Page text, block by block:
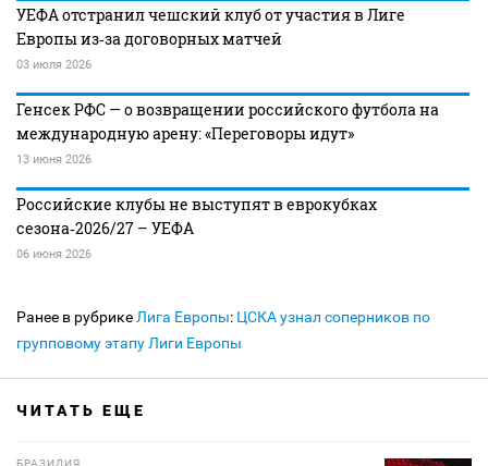
УЕФА отстранил чешский клуб от участия в Лиге
Европы из‑за договорных матчей
03 июля 2026
Генсек РФС — о возвращении российского футбола на
международную арену: «Переговоры идут»
13 июня 2026
Российские клубы не выступят в еврокубках
сезона‑2026/27 – УЕФА
06 июня 2026
Ранее в рубрике Лига Европы: ЦСКА узнал соперников по
групповому этапу Лиги Европы
ЧИТАТЬ ЕЩЕ
БРАЗИЛИЯ